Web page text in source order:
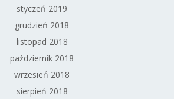
styczeń 2019
grudzień 2018
listopad 2018
październik 2018
wrzesień 2018
sierpień 2018